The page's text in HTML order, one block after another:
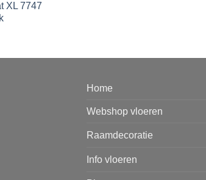
XL 7747
Home
Webshop vloeren
Raamdecoratie
Info vloeren